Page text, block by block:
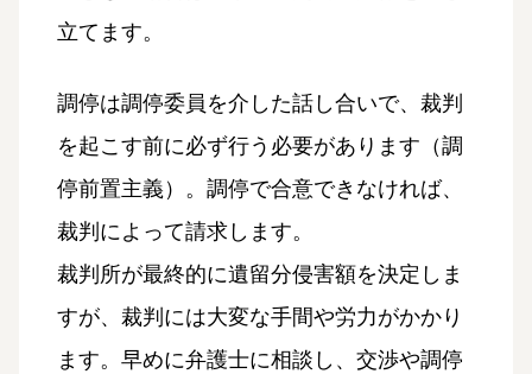
立てます。
調停は調停委員を介した話し合いで、裁判
を起こす前に必ず行う必要があります（調
停前置主義）。調停で合意できなければ、
裁判によって請求します。
裁判所が最終的に遺留分侵害額を決定しま
すが、裁判には大変な手間や労力がかかり
ます。早めに弁護士に相談し、交渉や調停